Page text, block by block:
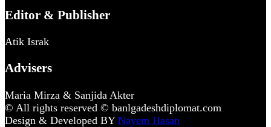
Editor & Publisher
Atik Israk
Advisers
Maria Mirza & Sanjida Akter
© All rights reserved © banlgadeshdiplomat.com
Design & Developed BY Nayem Hasan